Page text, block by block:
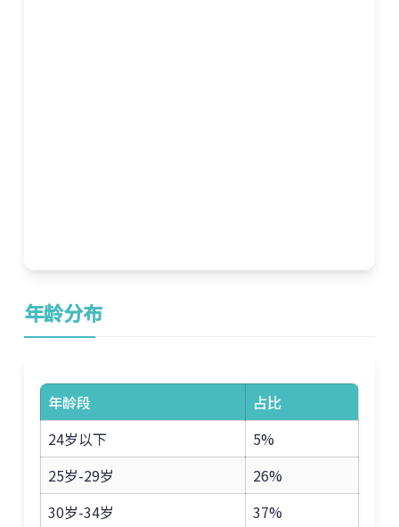
年龄分布
年龄段
占比
24岁以下
5%
25岁-29岁
26%
30岁-34岁
37%